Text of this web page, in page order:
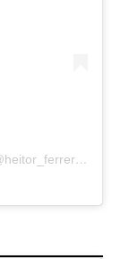
Um post compartilhado por Heitor Férrer (@heitor_ferrer77)